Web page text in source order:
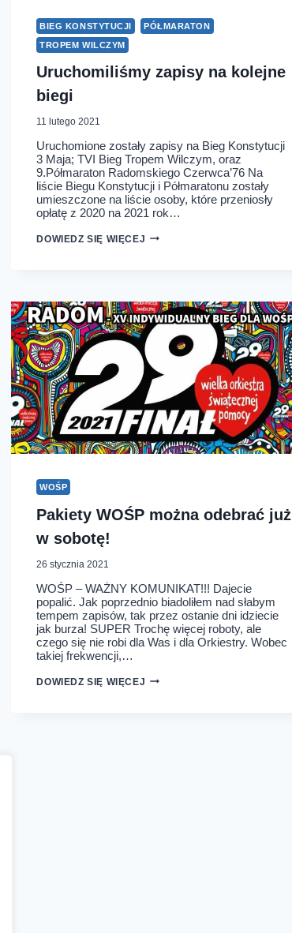
BIEG KONSTYTUCJI
PÓŁMARATON
TROPEM WILCZYM
Uruchomiliśmy zapisy na kolejne
biegi
11 lutego 2021
Uruchomione zostały zapisy na Bieg Konstytucji
3 Maja; TVI Bieg Tropem Wilczym, oraz
9.Półmaraton Radomskiego Czerwca’76 Na
liście Biegu Konstytucji i Półmaratonu zostały
umieszczone na liście osoby, które przeniosły
opłatę z 2020 na 2021 rok…
DOWIEDZ SIĘ WIĘCEJ URUCHOMILIŚMY
WOŚP
Pakiety WOŚP można odebrać już
w sobotę!
26 stycznia 2021
WOŚP – WAŻNY KOMUNIKAT!!! Dajecie
popalić. Jak poprzednio biadoliłem nad słabym
tempem zapisów, tak przez ostanie dni idziecie
jak burza! SUPER Trochę więcej roboty, ale
czego się nie robi dla Was i dla Orkiestry. Wobec
takiej frekwencji,…
DOWIEDZ SIĘ WIĘCEJ PAKIETY